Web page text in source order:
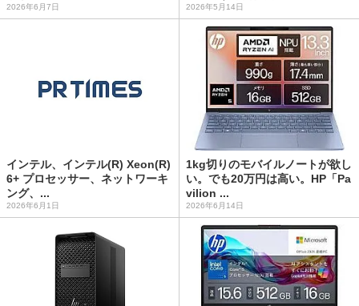
2026年6月7日 2026年5月14日
インテル、インテル(R) Xeon(R)
6+ プロセッサー、ネットワーキ
ング、...
2026年6月1日
1kg切りのモバイルノートが欲し
い。でも20万円は高い。HP「Pa
vilion ...
2026年6月14日